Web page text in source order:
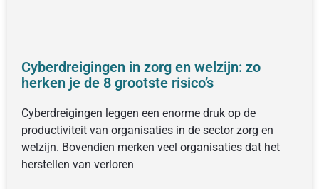
Cyberdreigingen in zorg en welzijn: zo
herken je de 8 grootste risico’s
Cyberdreigingen leggen een enorme druk op de
productiviteit van organisaties in de sector zorg en
welzijn. Bovendien merken veel organisaties dat het
herstellen van verloren